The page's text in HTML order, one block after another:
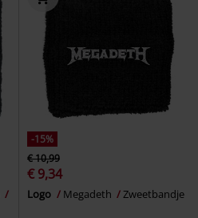
-15%
€ 10,99
€ 9,34
Logo Megadeth Zweetbandje